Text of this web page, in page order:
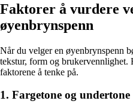
Faktorer å vurdere
øyenbrynspenn
Når du velger en øyenbrynspenn
tekstur, form og brukervennlighet.
faktorene å tenke på.
1. Fargetone og undertone